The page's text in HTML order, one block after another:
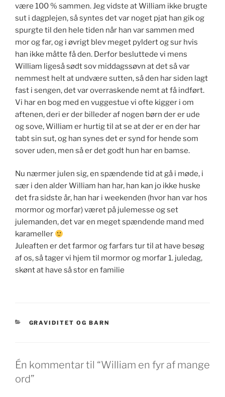
være 100 % sammen. Jeg vidste at William ikke brugte
sut i dagplejen, så syntes det var noget pjat han gik og
spurgte til den hele tiden når han var sammen med
mor og far, og i øvrigt blev meget pyldert og sur hvis
han ikke måtte få den. Derfor besluttede vi mens
William ligeså sødt sov middagssøvn at det så var
nemmest helt at undvære sutten, så den har siden lagt
fast i sengen, det var overraskende nemt at få indført.
Vi har en bog med en vuggestue vi ofte kigger i om
aftenen, deri er der billeder af nogen børn der er ude
og sove, William er hurtig til at se at der er en der har
tabt sin sut, og han synes det er synd for hende som
sover uden, men så er det godt hun har en bamse.
Nu nærmer julen sig, en spændende tid at gå i møde, i
sær i den alder William han har, han kan jo ikke huske
det fra sidste år, han har i weekenden (hvor han var hos
mormor og morfar) været på julemesse og set
julemanden, det var en meget spændende mand med
karameller
Juleaften er det farmor og farfars tur til at have besøg
af os, så tager vi hjem til mormor og morfar 1. juledag,
skønt at have så stor en familie
KATEGORIER
GRAVIDITET OG BARN
Én kommentar til “William en fyr af mange
ord”